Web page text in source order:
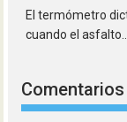
El termómetro
cuando el asfalto...